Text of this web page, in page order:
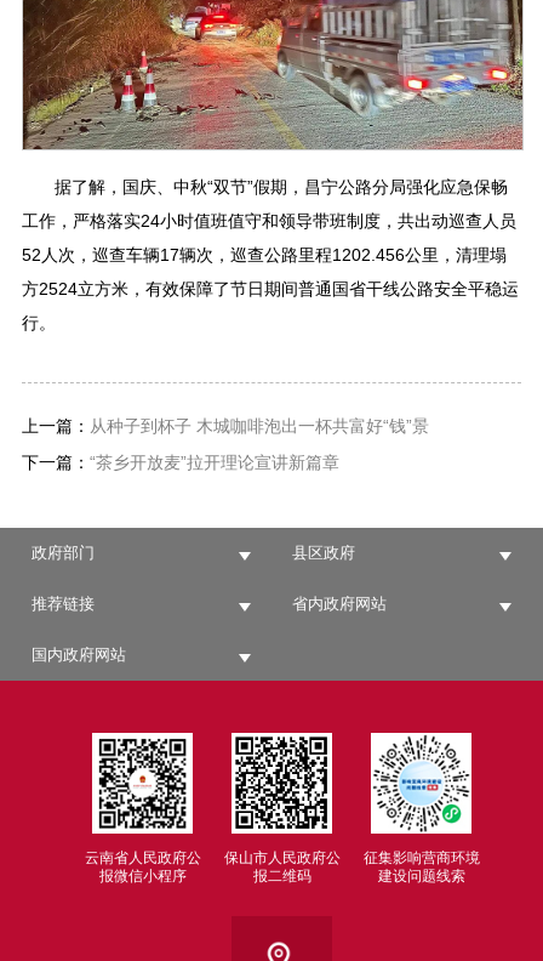
据了解，国庆、中秋“双节”假期，昌宁公路分局强化应急保畅
工作，严格落实24小时值班值守和领导带班制度，共出动巡查人员
52人次，巡查车辆17辆次，巡查公路里程1202.456公里，清理塌
方2524立方米，有效保障了节日期间普通国省干线公路安全平稳运
行。
上一篇： 从种子到杯子 木城咖啡泡出一杯共富好“钱”景
下一篇： “茶乡开放麦”拉开理论宣讲新篇章
政府部门 县区政府
推荐链接 省内政府网站
国内政府网站
云南省人民政府公
报微信小程序
保山市人民政府公
报二维码
征集影响营商环境
建设问题线索